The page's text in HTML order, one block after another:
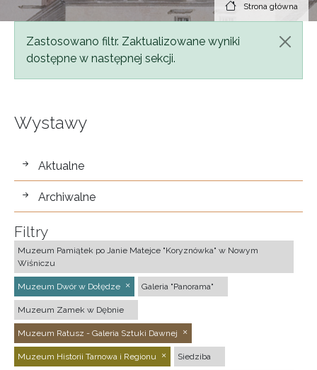
Strona główna
Komunikat
Zastosowano filtr. Zaktualizowane wyniki
dostępne w następnej sekcji.
Wystawy
wystawy
Aktualne
Archiwalne
Filtry
Muzeum Pamiątek po Janie Matejce "Koryznówka" w Nowym
Wiśniczu
Muzeum Dwór w Dołędze Galeria "Panorama"
Muzeum Zamek w Dębnie
Muzeum Ratusz - Galeria Sztuki Dawnej
Muzeum Historii Tarnowa i Regionu Siedziba